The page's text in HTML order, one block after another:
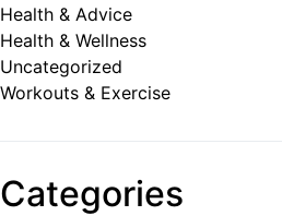
Health & Advice
Health & Wellness
Uncategorized
Workouts & Exercise
Categories